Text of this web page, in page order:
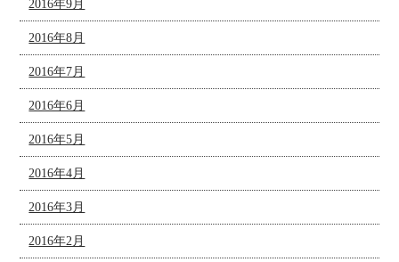
2016年9月
2016年8月
2016年7月
2016年6月
2016年5月
2016年4月
2016年3月
2016年2月